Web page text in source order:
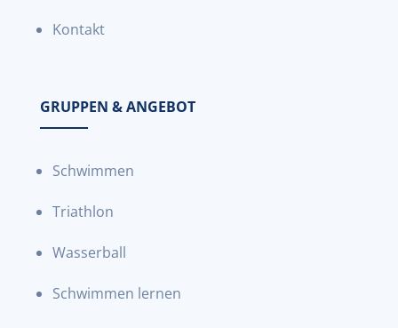
Kontakt
GRUPPEN & ANGEBOT
Schwimmen
Triathlon
Wasserball
Schwimmen lernen